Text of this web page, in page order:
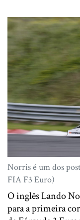
Norris é um dos
FIA F3 Euro)
O inglês Lando
para a primeira